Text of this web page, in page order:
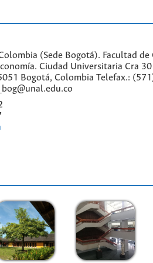
(Sede Bogotá). Facultad de
Ciudad Universitaria Cra
Bogotá, Colombia Telefax.: